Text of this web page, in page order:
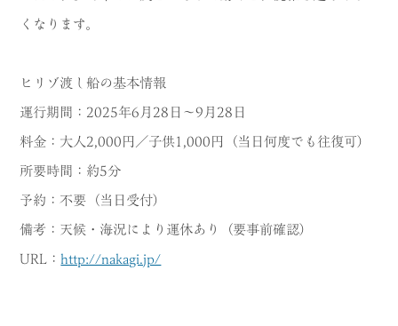
くなります。
ヒリゾ渡し船の基本情報
運行期間：2025年6月28日〜9月28日
料金：大人2,000円／子供1,000円（当日何度でも往復可）
所要時間：約5分
予約：不要（当日受付）
備考：天候・海況により運休あり（要事前確認）
URL：http://nakagi.jp/